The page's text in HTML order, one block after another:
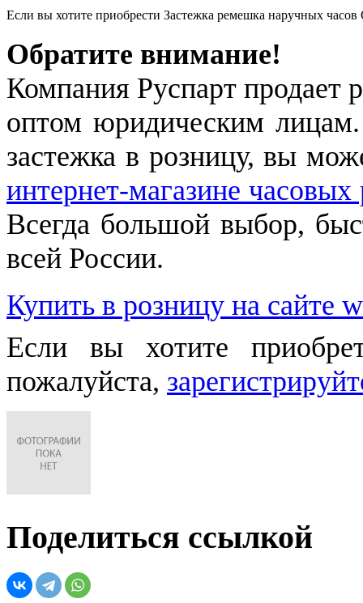
Если вы хотите приобрести Застежка ремешка наручных
Обратите внимание!
Компания Руспарт продает
оптом юридическим
застежка в розницу, вы
интернет-магазине
Всегда большой выбор,
всей России.
Купить в розницу на сайте
Если вы хотите
пожалуйста,
Поделиться ссылкой